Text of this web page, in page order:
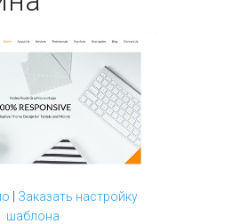
Заказать настройку
шаблона